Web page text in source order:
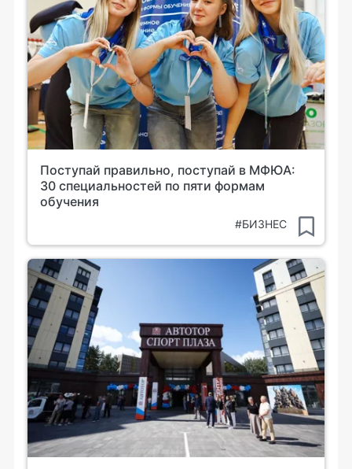
Поступай правильно, поступай в МФЮА:
30 специальностей по пяти формам
обучения
#БИЗНЕС